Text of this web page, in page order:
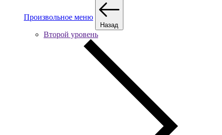
Произвольное меню
Назад
Второй уровень